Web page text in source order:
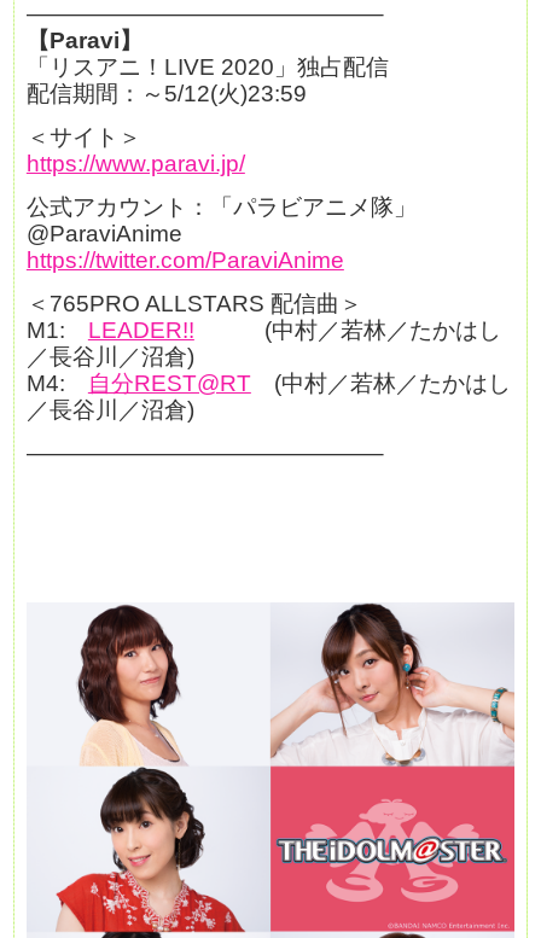
———————————————–
【Paravi】
「リスアニ！LIVE 2020」独占配信
配信期間：～5/12(火)23:59
＜サイト＞
https://www.paravi.jp/
公式アカウント：「パラビアニメ隊」
@ParaviAnime
https://twitter.com/ParaviAnime
＜765PRO ALLSTARS 配信曲＞
M1: LEADER!! (中村／若林／たかはし
／長谷川／沼倉)
M4:
自分REST@RT(中村／若林／たかはし
／長谷川／沼倉)
———————————————–